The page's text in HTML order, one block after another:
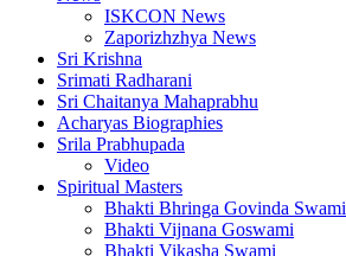
ISKCON News
Zaporizhzhya News
Sri Krishna
Srimati Radharani
Sri Chaitanya Mahaprabhu
Acharyas Biographies
Srila Prabhupada
Video
Spiritual Masters
Bhakti Bhringa Govinda Swami
Bhakti Vijnana Goswami
Bhakti Vikasha Swami